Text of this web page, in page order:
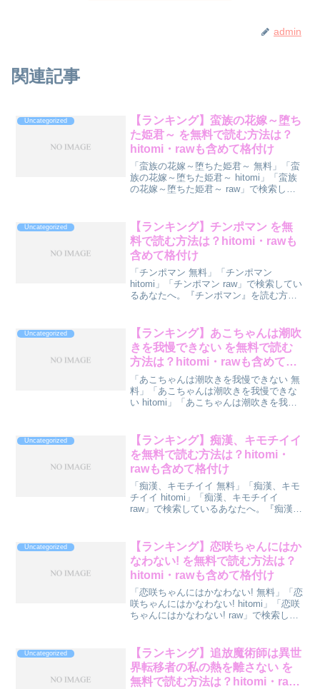
admin
関連記事
Uncategorized
【ランキング】蛮族の花嫁～堕ち
た姫君～ を無料で読む方法は？
hitomi・rawも含めて格付け
「蛮族の花嫁～堕ちた姫君～ 無料」「蛮
族の花嫁～堕ちた姫君～ hitomi」「蛮族
の花嫁～堕ちた姫君～ raw」で検索して
断してみました。先に結論ランキングを
どうぞ。順...
Uncategorized
【ランキング】チンポマン を無
料で読む方法は？hitomi・rawも
含めて格付け
「チンポマン 無料」「チンポマン
hitomi」「チンポマン raw」で検索してい
るあなたへ。『チンポマン』を読む方法
無料度安全度🥇 1位DLsiteで無料試し読み
＋ク...
Uncategorized
【ランキング】あこちゃんは潮吹
きを我慢できない を無料で読む
方法は？hitomi・rawも含めて格
付け
「あこちゃんは潮吹きを我慢できない 無
料」「あこちゃんは潮吹きを我慢できな
い hitomi」「あこちゃんは潮吹きを我慢
い』を読む方法をランキング形式で診断
してみました...
Uncategorized
【ランキング】痴漢、キモチイイ
を無料で読む方法は？hitomi・
rawも含めて格付け
「痴漢、キモチイイ 無料」「痴漢、キモ
チイイ hitomi」「痴漢、キモチイイ
raw」で検索しているあなたへ。『痴漢、
ングをどうぞ。順位方法無料度安全度🥇
1位DLs...
Uncategorized
【ランキング】恋咲ちゃんにはか
なわない! を無料で読む方法は？
hitomi・rawも含めて格付け
「恋咲ちゃんにはかなわない! 無料」「恋
咲ちゃんにはかなわない! hitomi」「恋咲
ちゃんにはかなわない! raw」で検索して
断してみました。先に結論ランキングを
ど...
Uncategorized
【ランキング】追放魔術師は異世
界転移者の私の熱を離さない を
無料で読む方法は？hitomi・raw